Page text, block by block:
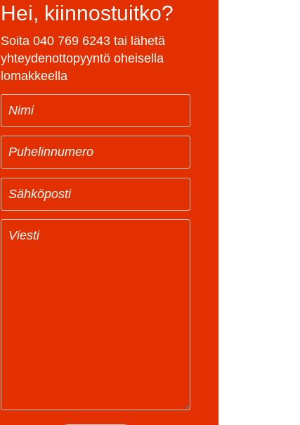
Hei, kiinnostuitko?
Soita 040 769 6243 tai lähetä
yhteydenottopyyntö oheisella
lomakkeella